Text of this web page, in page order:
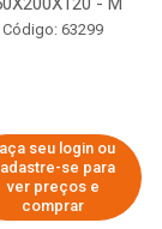
Código: 63299
seu login ou
se para
ver preços e
comprar